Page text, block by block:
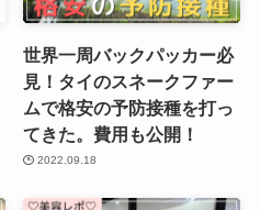
世界一周バックパッカー必
見！タイのスネークファー
ムで格安の予防接種を打っ
てきた。費用も公開！
2022.09.18